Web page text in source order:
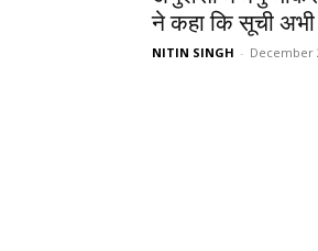
ने कहा कि सूची
NITIN SINGH - December